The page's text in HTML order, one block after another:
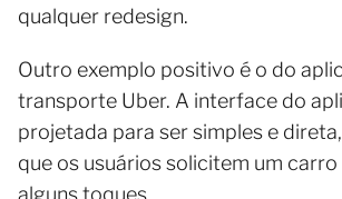
qualquer redesign.
Outro exemplo positivo é o do
transporte Uber. A interface do
projetada para ser simples e
que os usuários solicitem um
alguns toques.